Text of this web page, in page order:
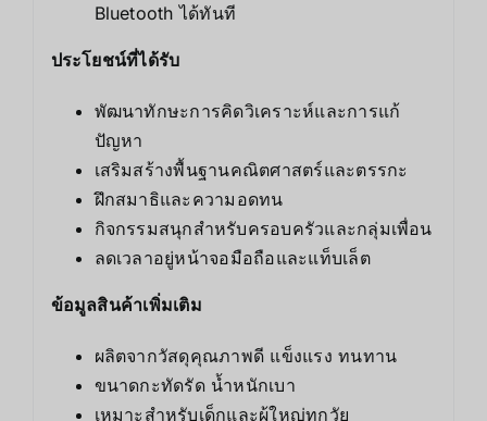
Bluetooth ได้ทันที
ประโยชน์ที่ได้รับ
พัฒนาทักษะการคิดวิเคราะห์และการแก้
ปัญหา
เสริมสร้างพื้นฐานคณิตศาสตร์และตรรกะ
ฝึกสมาธิและความอดทน
กิจกรรมสนุกสำหรับครอบครัวและกลุ่มเพื่อน
ลดเวลาอยู่หน้าจอมือถือและแท็บเล็ต
ข้อมูลสินค้าเพิ่มเติม
ผลิตจากวัสดุคุณภาพดี แข็งแรง ทนทาน
ขนาดกะทัดรัด น้ำหนักเบา
เหมาะสำหรับเด็กและผู้ใหญ่ทุกวัย